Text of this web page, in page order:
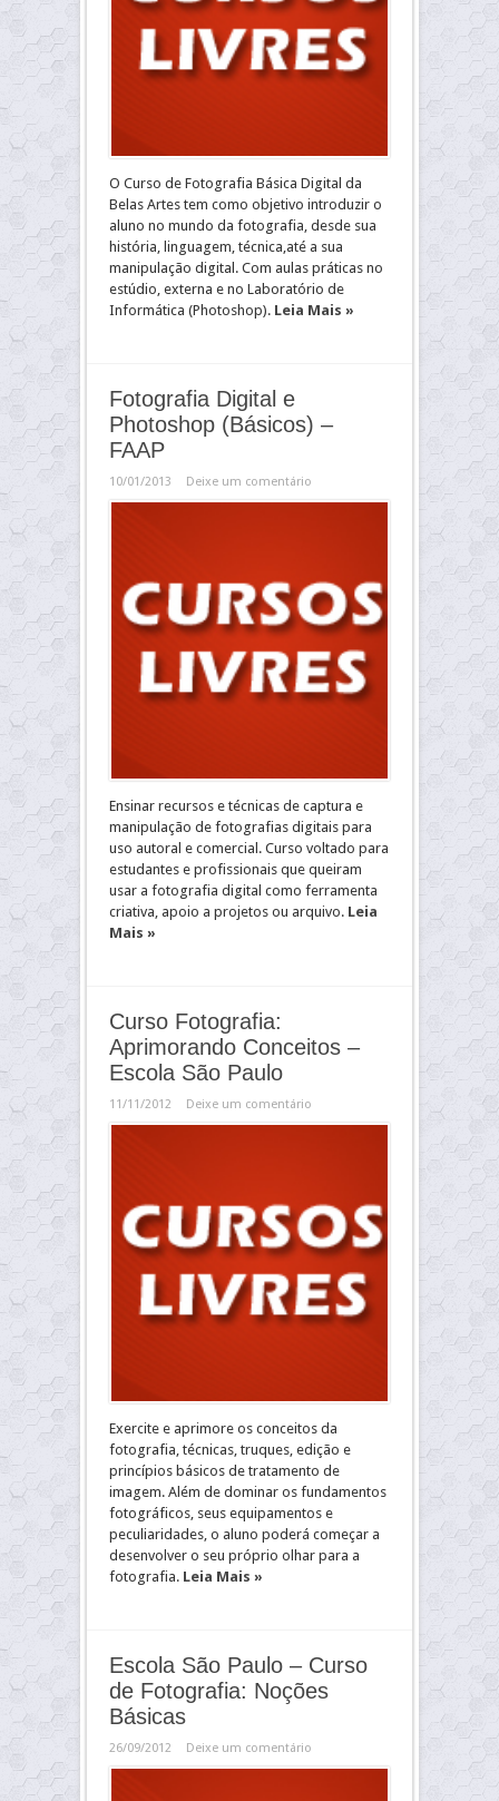
O Curso de Fotografia Básica Digital da
Belas Artes tem como objetivo introduzir o
aluno no mundo da fotografia, desde sua
história, linguagem, técnica,até a sua
manipulação digital. Com aulas práticas no
estúdio, externa e no Laboratório de
Informática (Photoshop). Leia Mais »
Fotografia Digital e
Photoshop (Básicos) –
FAAP
10/01/2013 Deixe um comentário
Ensinar recursos e técnicas de captura e
manipulação de fotografias digitais para
uso autoral e comercial. Curso voltado para
estudantes e profissionais que queiram
usar a fotografia digital como ferramenta
criativa, apoio a projetos ou arquivo. Leia
Mais »
Curso Fotografia:
Aprimorando Conceitos –
Escola São Paulo
11/11/2012 Deixe um comentário
Exercite e aprimore os conceitos da
fotografia, técnicas, truques, edição e
princípios básicos de tratamento de
imagem. Além de dominar os fundamentos
fotográficos, seus equipamentos e
peculiaridades, o aluno poderá começar a
desenvolver o seu próprio olhar para a
fotografia. Leia Mais »
Escola São Paulo – Curso
de Fotografia: Noções
Básicas
26/09/2012 Deixe um comentário